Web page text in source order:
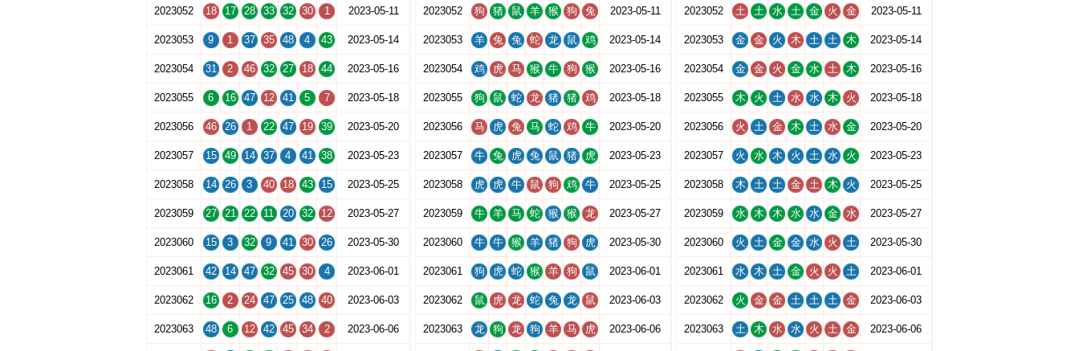
2023052 18 17 28 33 32 30 1 2023-05-11
2023053 9 1 37 35 48 4 43 2023-05-14
2023054 31 2 46 32 27 18 44 2023-05-16
2023055 6 16 47 12 41 5 7 2023-05-18
2023056 46 26 1 22 47 19 39 2023-05-20
2023057 15 49 14 37 4 41 38 2023-05-23
2023058 14 26 3 40 18 43 15 2023-05-25
2023059 27 21 22 11 20 32 12 2023-05-27
2023060 15 3 32 9 41 30 26 2023-05-30
2023061 42 14 47 32 45 30 4 2023-06-01
2023062 16 2 24 47 25 48 40 2023-06-03
2023063 48 6 12 42 45 34 2 2023-06-06
2023052 狗 猪 鼠 羊 猴 狗 兔 2023-05-11
2023053 羊 兔 兔 蛇 龙 鼠 鸡 2023-05-14
2023054 鸡 虎 马 猴 牛 狗 猴 2023-05-16
2023055 狗 鼠 蛇 龙 猪 猪 鸡 2023-05-18
2023056 马 虎 兔 马 蛇 鸡 牛 2023-05-20
2023057 牛 兔 虎 兔 鼠 猪 虎 2023-05-23
2023058 虎 虎 牛 鼠 狗 鸡 牛 2023-05-25
2023059 牛 羊 马 蛇 猴 猴 龙 2023-05-27
2023060 牛 牛 猴 羊 猪 狗 虎 2023-05-30
2023061 狗 虎 蛇 猴 羊 狗 鼠 2023-06-01
2023062 鼠 虎 龙 蛇 兔 龙 鼠 2023-06-03
2023063 龙 狗 龙 狗 羊 马 虎 2023-06-06
2023052 土 土 水 土 金 火 金 2023-05-11
2023053 金 金 火 木 土 土 木 2023-05-14
2023054 金 金 火 金 水 土 木 2023-05-16
2023055 木 火 土 水 水 木 火 2023-05-18
2023056 火 土 金 木 土 水 金 2023-05-20
2023057 火 水 木 火 土 水 火 2023-05-23
2023058 木 土 土 金 土 木 火 2023-05-25
2023059 水 木 木 水 水 金 水 2023-05-27
2023060 火 土 金 金 水 火 土 2023-05-30
2023061 水 木 土 金 火 火 土 2023-06-01
2023062 火 金 金 土 土 土 金 2023-06-03
2023063 土 木 水 水 火 土 金 2023-06-06